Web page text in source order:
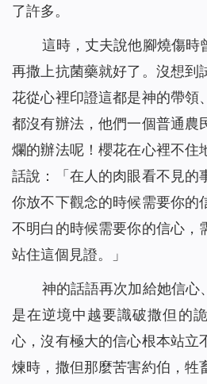
了許多。
這時，丈夫說他腳燒傷時
再撒上抗菌藥就好了。沒想到
花從心裡印證這都是神的帶領
都沒有辦法，他們一個普通農
爛的辦法呢！櫻花在心裡不住
話說：「 在人的肉眼看不見的
你放不下觀念的時候需要你的
不明白的時候需要你的信心，
站住這個見證。
」
神的話語再次加給她信心
是在逆境中越要識破撒但的
心，沒有極大的信心根本站立
煉時，撒但那麼苦害約伯，牲